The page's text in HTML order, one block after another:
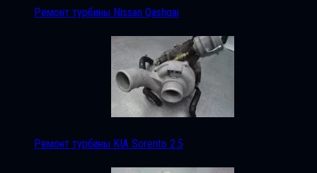
Ремонт турбины Nissan Qashqai
Ремонт турбины KIA Sorento 2.5